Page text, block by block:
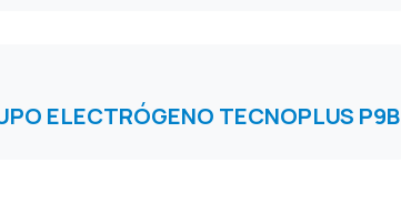
ELECTRÓGENO TECNOPLUS P9B